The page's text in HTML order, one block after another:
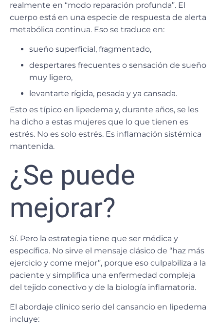
realmente en “modo reparación profunda”. El
cuerpo está en una especie de respuesta de alerta
metabólica continua. Eso se traduce en:
sueño superficial, fragmentado,
despertares frecuentes o sensación de sueño
muy ligero,
levantarte rígida, pesada y ya cansada.
Esto es típico en lipedema y, durante años, se les
ha dicho a estas mujeres que lo que tienen es
estrés. No es solo estrés. Es inflamación sistémica
mantenida.
¿Se puede
mejorar?
Sí. Pero la estrategia tiene que ser médica y
específica. No sirve el mensaje clásico de “haz más
ejercicio y come mejor”, porque eso culpabiliza a la
paciente y simplifica una enfermedad compleja
del tejido conectivo y de la biología inflamatoria.
El abordaje clínico serio del cansancio en lipedema
incluye: